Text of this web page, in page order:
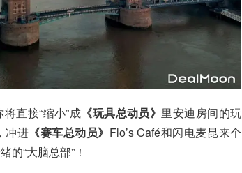
直接“缩小”成 《玩具总动员》 里安迪房间的玩
冲进 《赛车总动员》 Flo’s Café和闪电麦昆来个
的“大脑总部”！